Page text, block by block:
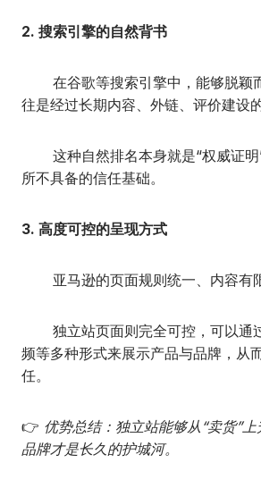
2. 搜索引擎的自然背书
在谷歌等搜索引擎中，能够脱颖
往是经过长期内容、外链、评价建设的
这种自然排名本身就是“权威证明
所不具备的信任基础。
3. 高度可控的呈现方式
亚马逊的页面规则统一、内容有限
独立站页面则完全可控，可以通
频等多种形式来展示产品与品牌，从
任。
👉 优势总结：独立站能够从“卖货”
品牌才是长久的护城河。